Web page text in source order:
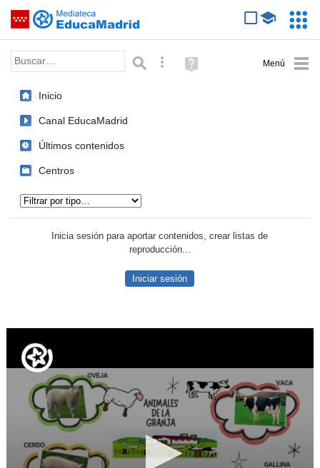
Saltar navegación
Palabra o frase: Búsqueda avanzada
Ayuda
(en
Inicio
Canal EducaMadrid
Últimos contenidos
Centros
Inicia sesión para aportar contenidos, crear listas de
reproducción...
Iniciar sesión